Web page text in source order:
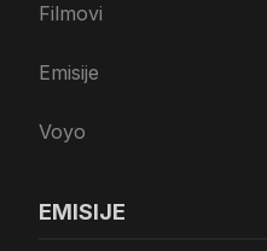
Filmovi
Emisije
Voyo
EMISIJE